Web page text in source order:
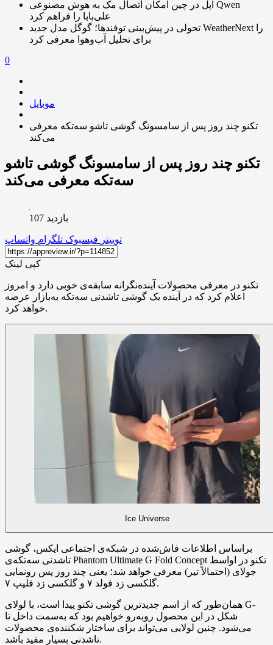
اپل در چین امکان اتصال مک به هوش مصنوعی Qwen
علی‌بابا را فراهم کرد
تحولی در پیش‌بینی توفندها؛ گوگل مدل جدید WeatherNext را
برای تحلیل آب‌وهوا معرفی کرد
0
موبایل
تکنو چند روز پس از سامسونگ گوشی تاشو سه‌تکه معرفی
می‌کند
تکنو چند روز پس از سامسونگ گوشی تاشو
سه‌تکه معرفی می‌کند
بازدید 107
توییتر فیسبوک تلگرام واتساپ
کپی لینک
تکنو در معرفی محصولات آینده‌نگرانه سابقه‌ی خوبی دارد و امروز
اعلام کرد که در آینده یک گوشی تاشدنی سه‌تکه به‌بازار عرضه
خواهد کرد.
Ice Universe
براساس اطلاعات فاش‌شده در شبکه‌ی اجتماعی ایکس، گوشی
تاشدنی سه‌تکه‌ی Phantom Ultimate G Fold Concept تکنو در اواسط
جولای (احتمالاً تیر) معرفی خواهد شد؛ یعنی چند روز پس رونمایی
گلکسی زد فولد ۷ و گلکسی زد فلیپ ۷.
همان‌طور که از اسم جدیدترین گوشی تکنو پیدا است، با لولای G-
شکل در این محصول روبه‌رو خواهیم بود که به‌سمت داخل تا
می‌شود. چنین لولایی می‌تواند برای ساختار شکننده‌ی محصولات
تاشدنی بسیار مفید باشد.